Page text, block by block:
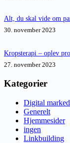
Alt, du skal vide om
30. november 2023
Kropsterapi – oplev
27. november 2023
Kategorier
Digital
Generelt
Hjemmesider
ingen
Linkbuilding